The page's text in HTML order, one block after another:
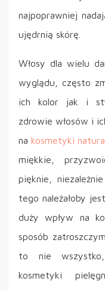
najpoprawniej
ujędrnią skórę.
Włosy dla wielu
wyglądu, często
ich kolor jak i
zdrowie włosów i
nakosmetyki
miękkie,
pięknie,
tego należałoby
duży wpływ na
sposób
to nie wszystko,
kosmetyki